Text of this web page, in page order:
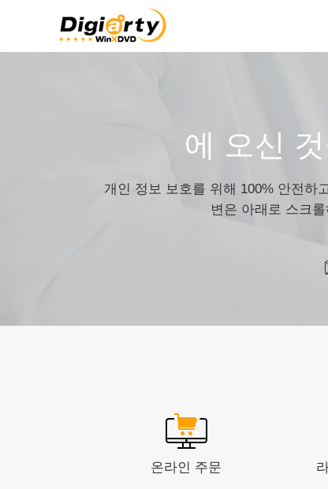
에 오신
개인 정보 보호를 위해 100% 안전하
변은 아래로 스크
온라인 주문